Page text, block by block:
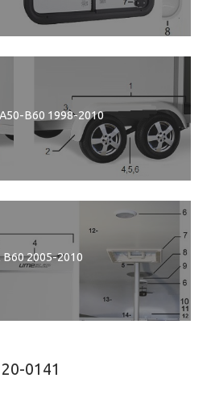
B60 1998-2010
B60 2005-2010
20-0141